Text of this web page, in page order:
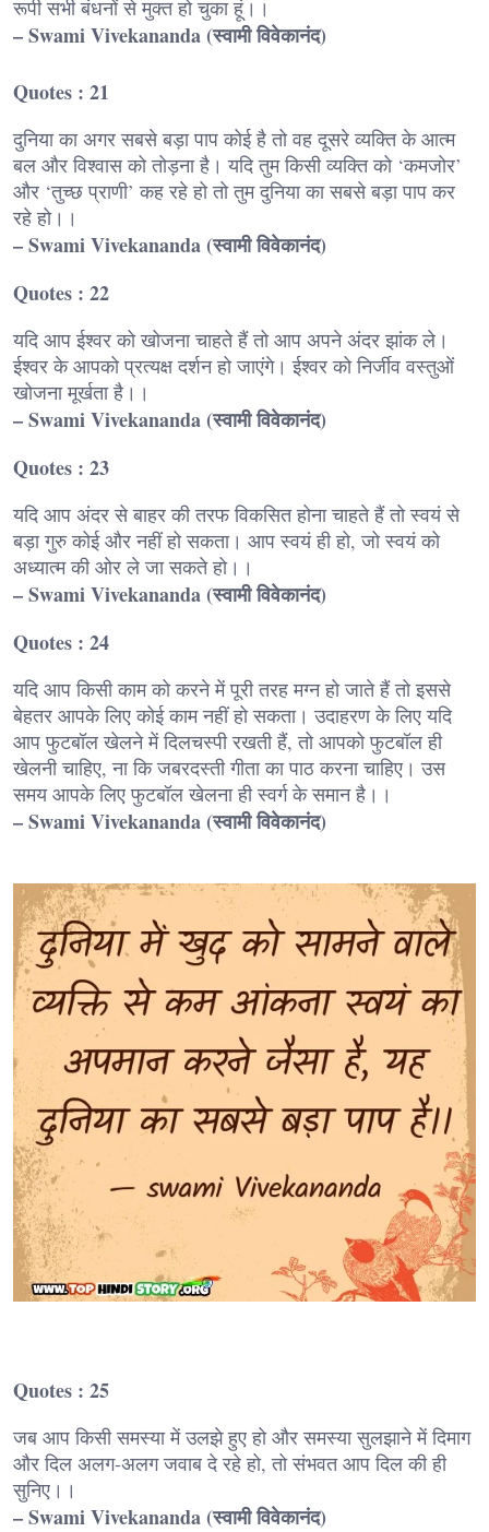
रूपी सभी बंधनों से मुक्त हो चुका हूं।।
– Swami Vivekananda (स्वामी विवेकानंद)
Quotes : 21
दुनिया का अगर सबसे बड़ा पाप कोई है तो वह दूसरे व्यक्ति के आत्म
बल और विश्वास को तोड़ना है। यदि तुम किसी व्यक्ति को ‘कमजोर’
और ‘तुच्छ प्राणी’ कह रहे हो तो तुम दुनिया का सबसे बड़ा पाप कर
रहे हो।।
– Swami Vivekananda (स्वामी विवेकानंद)
Quotes : 22
यदि आप ईश्वर को खोजना चाहते हैं तो आप अपने अंदर झांक ले।
ईश्वर के आपको प्रत्यक्ष दर्शन हो जाएंगे। ईश्वर को निर्जीव वस्तुओं
खोजना मूर्खता है।।
– Swami Vivekananda (स्वामी विवेकानंद)
Quotes : 23
यदि आप अंदर से बाहर की तरफ विकसित होना चाहते हैं तो स्वयं से
बड़ा गुरु कोई और नहीं हो सकता। आप स्वयं ही हो, जो स्वयं को
अध्यात्म की ओर ले जा सकते हो।।
– Swami Vivekananda (स्वामी विवेकानंद)
Quotes : 24
यदि आप किसी काम को करने में पूरी तरह मग्न हो जाते हैं तो इससे
बेहतर आपके लिए कोई काम नहीं हो सकता। उदाहरण के लिए यदि
आप फुटबॉल खेलने में दिलचस्पी रखती हैं, तो आपको फुटबॉल ही
खेलनी चाहिए, ना कि जबरदस्ती गीता का पाठ करना चाहिए। उस
समय आपके लिए फुटबॉल खेलना ही स्वर्ग के समान है।।
– Swami Vivekananda (स्वामी विवेकानंद)
Quotes : 25
जब आप किसी समस्या में उलझे हुए हो और समस्या सुलझाने में दिमाग
और दिल अलग-अलग जवाब दे रहे हो, तो संभवत आप दिल की ही
सुनिए।।
– Swami Vivekananda (स्वामी विवेकानंद)